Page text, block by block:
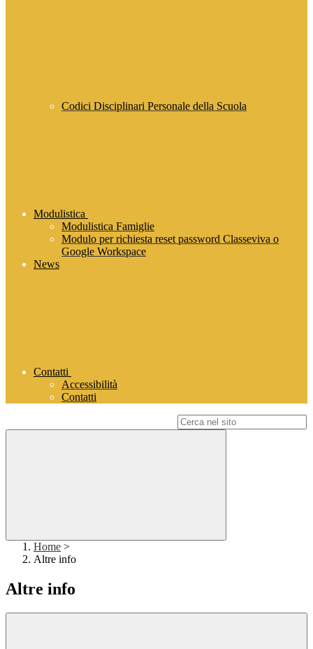
Codici Disciplinari Personale della Scuola
Modulistica
Modulistica Famiglie
Modulo per richiesta reset password Classeviva o
Google Workspace
News
Contatti
Accessibilità
Contatti
Home >
Altre info
Altre info